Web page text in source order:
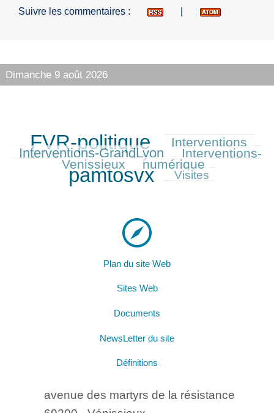
Suivre les commentaires :
Dimanche 9 août 2026
839/839
FVR-politique
352/839 Interventions
419/839
Interventions-GrandLyon
361/839 Interventions-
Venissieux numérique
pamtosvx Visites
Plan du site Web
Sites Web
Documents
NewsLetter du site
Définitions
avenue des martyrs de la résistance